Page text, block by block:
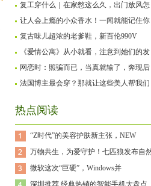
复工穿什么｜在家憋这么久，出门放风怎
让人会上瘾的小众香水！一闻就能记住你
复古味儿超浓的老爹鞋，新百伦990V
《爱情公寓》从小就看，注意到她们的发
网恋时：照骗而已，当真就输了，奔现后
法国博主最会穿？那就让这些美人帮我们
热点阅读
“Z时代”的美容护肤新主张，NEW
万物共生，为爱守护！七匹狼发布自
微软这次“巨硬”，Windows并
深圳推荐 经典热销的智能手机大盘点